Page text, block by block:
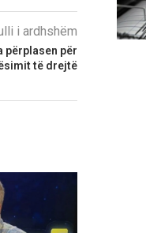
i ardhshëm
përplasen për
të drejtë